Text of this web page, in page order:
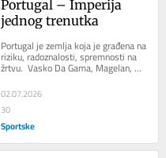
Portugal – Imperija
jednog trenutka
Portugal je zemlja koja je građena na
riziku, radoznalosti, spremnosti na
žrtvu.  Vasko Da Gama, Magelan,
Henri Moreplovac, možete i sami
da...
02.07.2026
30
Sportske